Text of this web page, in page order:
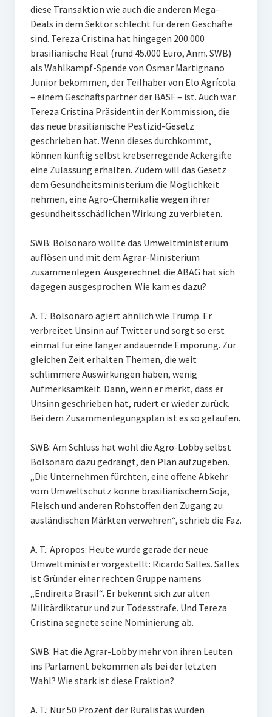
diese Transaktion wie auch die anderen Mega-
Deals in dem Sektor schlecht für deren Geschäfte
sind. Tereza Cristina hat hingegen 200.000
brasilianische Real (rund 45.000 Euro, Anm. SWB)
als Wahlkampf-Spende von Osmar Martignano
Junior bekommen, der Teilhaber von Elo Agrícola
– einem Geschäftspartner der BASF – ist. Auch war
Tereza Cristina Präsidentin der Kommission, die
das neue brasilianische Pestizid-Gesetz
geschrieben hat. Wenn dieses durchkommt,
können künftig selbst krebserregende Ackergifte
eine Zulassung erhalten. Zudem will das Gesetz
dem Gesundheitsministerium die Möglichkeit
nehmen, eine Agro-Chemikalie wegen ihrer
gesundheitsschädlichen Wirkung zu verbieten.
SWB: Bolsonaro wollte das Umweltministerium
auflösen und mit dem Agrar-Ministerium
zusammenlegen. Ausgerechnet die ABAG hat sich
dagegen ausgesprochen. Wie kam es dazu?
A. T.: Bolsonaro agiert ähnlich wie Trump. Er
verbreitet Unsinn auf Twitter und sorgt so erst
einmal für eine länger andauernde Empörung. Zur
gleichen Zeit erhalten Themen, die weit
schlimmere Auswirkungen haben, wenig
Aufmerksamkeit. Dann, wenn er merkt, dass er
Unsinn geschrieben hat, rudert er wieder zurück.
Bei dem Zusammenlegungsplan ist es so gelaufen.
SWB: Am Schluss hat wohl die Agro-Lobby selbst
Bolsonaro dazu gedrängt, den Plan aufzugeben.
„Die Unternehmen fürchten, eine offene Abkehr
vom Umweltschutz könne brasilianischem Soja,
Fleisch und anderen Rohstoffen den Zugang zu
ausländischen Märkten verwehren“, schrieb die Faz.
A. T.: Apropos: Heute wurde gerade der neue
Umweltminister vorgestellt: Ricardo Salles. Salles
ist Gründer einer rechten Gruppe namens
„Endireita Brasil“. Er bekennt sich zur alten
Militärdiktatur und zur Todesstrafe. Und Tereza
Cristina segnete seine Nominierung ab.
SWB: Hat die Agrar-Lobby mehr von ihren Leuten
ins Parlament bekommen als bei der letzten
Wahl? Wie stark ist diese Fraktion?
A. T.: Nur 50 Prozent der Ruralistas wurden